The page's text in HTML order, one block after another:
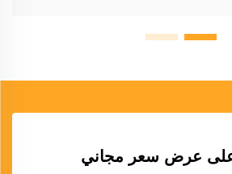
عرض سعر مجاني